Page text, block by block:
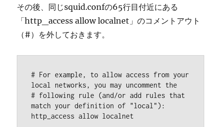
その後、同じsquid.confの65行目付近にある
「http_access allow localnet」のコメントアウト
（#）を外しておきます。
# For example, to allow access from your
local networks, you may uncomment the
# following rule (and/or add rules that
match your definition of "local"):
http_access allow localnet